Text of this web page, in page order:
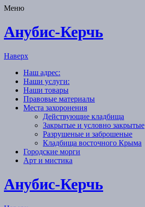
Меню
Анубис-Керчь
Наверх
Наш адрес:
Наши услуги:
Наши товары
Правовые материалы
Места захоронения
Действующие кладбища
Закрытые и условно закрытые
Разрушеные и заброшеные
Кладбища восточного Крыма
Городские морги
Арт и мистика
Анубис-Керчь